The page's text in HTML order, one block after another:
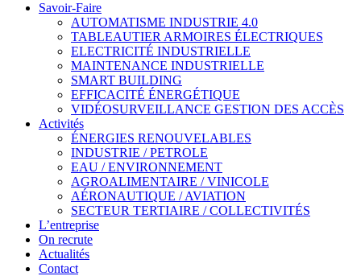
Savoir-Faire
AUTOMATISME INDUSTRIE 4.0
TABLEAUTIER ARMOIRES ÉLECTRIQUES
ELECTRICITÉ INDUSTRIELLE
MAINTENANCE INDUSTRIELLE
SMART BUILDING
EFFICACITÉ ÉNERGÉTIQUE
VIDÉOSURVEILLANCE GESTION DES ACCÈS
Activités
ÉNERGIES RENOUVELABLES
INDUSTRIE / PETROLE
EAU / ENVIRONNEMENT
AGROALIMENTAIRE / VINICOLE
AÉRONAUTIQUE / AVIATION
SECTEUR TERTIAIRE / COLLECTIVITÉS
L’entreprise
On recrute
Actualités
Contact